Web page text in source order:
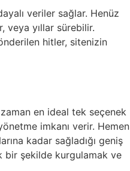
veriler sağlar. Henüz
veya yıllar sürebilir.
hitler, sitenizin
en ideal tek seçenek
imkanı verir. Hemen
kadar sağladığı geniş
şekilde kurgulamak ve